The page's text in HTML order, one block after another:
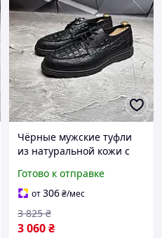
Чёрные мужские туфли
из натуральной кожи с
весенне-осеннего сезона
модель 26/22
Готово к отправке
от306₴/мес
3 060₴
3 825 ₴